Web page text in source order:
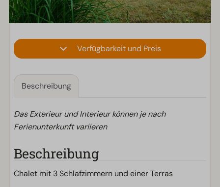
Verfügbarkeit und Preis
Beschreibung
Das Exterieur und Interieur können je nach
Ferienunterkunft variieren
Beschreibung
Chalet mit 3 Schlafzimmern und einer Terras